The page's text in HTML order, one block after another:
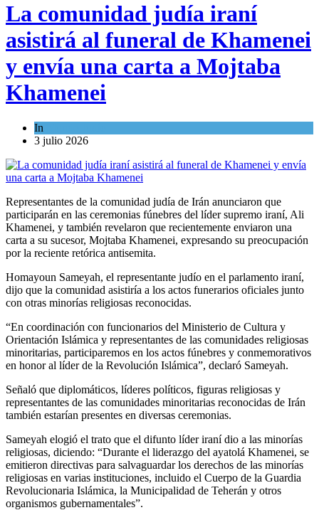
La comunidad judía iraní
asistirá al funeral de Khamenei
y envía una carta a Mojtaba
Khamenei
In
3 julio 2026
Representantes de la comunidad judía de Irán anunciaron que
participarán en las ceremonias fúnebres del líder supremo iraní, Ali
Khamenei, y también revelaron que recientemente enviaron una
carta a su sucesor, Mojtaba Khamenei, expresando su preocupación
por la reciente retórica antisemita.
Homayoun Sameyah, el representante judío en el parlamento iraní,
dijo que la comunidad asistiría a los actos funerarios oficiales junto
con otras minorías religiosas reconocidas.
“En coordinación con funcionarios del Ministerio de Cultura y
Orientación Islámica y representantes de las comunidades religiosas
minoritarias, participaremos en los actos fúnebres y conmemorativos
en honor al líder de la Revolución Islámica”, declaró Sameyah.
Señaló que diplomáticos, líderes políticos, figuras religiosas y
representantes de las comunidades minoritarias reconocidas de Irán
también estarían presentes en diversas ceremonias.
Sameyah elogió el trato que el difunto líder iraní dio a las minorías
religiosas, diciendo: “Durante el liderazgo del ayatolá Khamenei, se
emitieron directivas para salvaguardar los derechos de las minorías
religiosas en varias instituciones, incluido el Cuerpo de la Guardia
Revolucionaria Islámica, la Municipalidad de Teherán y otros
organismos gubernamentales”.